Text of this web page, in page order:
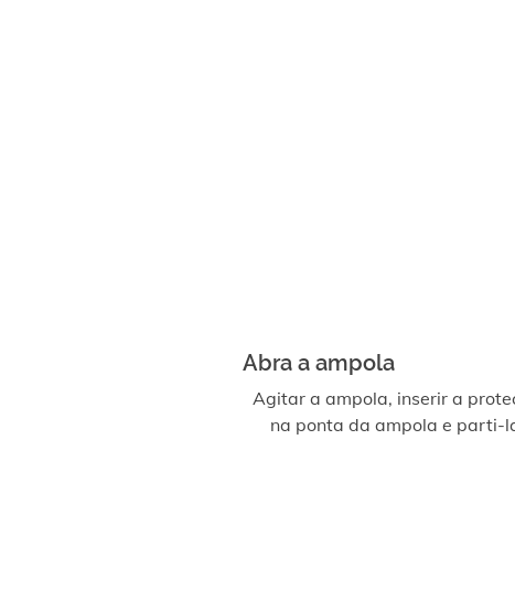
Abra a ampola
Agitar a ampola, inserir a
na ponta da ampola e parti-